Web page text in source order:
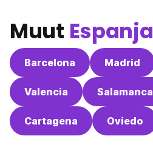
Muut Espanja
Barcelona Madrid
Valencia Salamanca
Cartagena Oviedo